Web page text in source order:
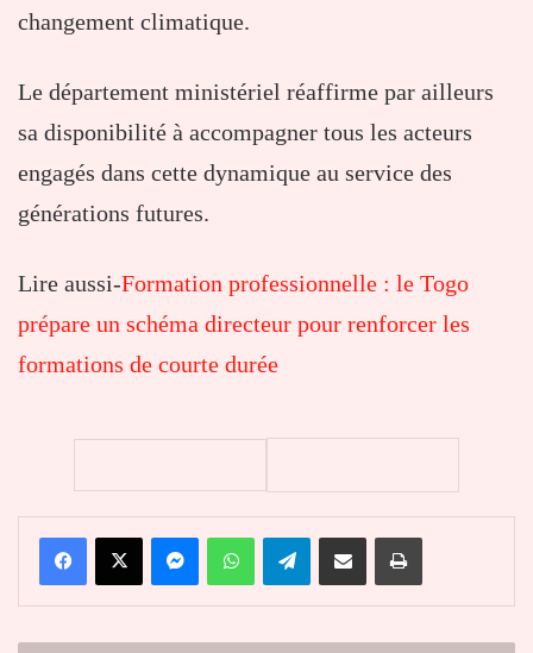
changement climatique.
Le département ministériel réaffirme par ailleurs
sa disponibilité à accompagner tous les acteurs
engagés dans cette dynamique au service des
générations futures.
Lire aussi-Formation professionnelle : le Togo
prépare un schéma directeur pour renforcer les
formations de courte durée
FacebookX MessengerWhatsAppTelegramPartager par email Imprimer